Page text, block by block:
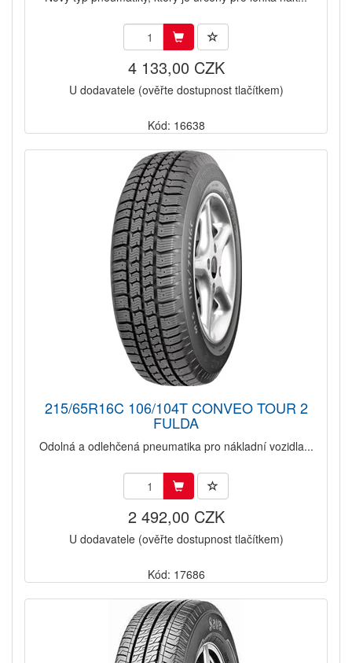
4 133,00 CZK
U dodavatele (ověřte dostupnost tlačítkem)
Kód: 16638
215/65R16C 106/104T CONVEO TOUR 2
FULDA
Odolná a odlehčená pneumatika pro nákladní vozidla...
2 492,00 CZK
U dodavatele (ověřte dostupnost tlačítkem)
Kód: 17686